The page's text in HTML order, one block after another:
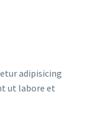
adipisicing
ut labore et